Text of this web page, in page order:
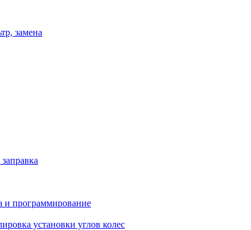
замена
и программирование
установки углов колес